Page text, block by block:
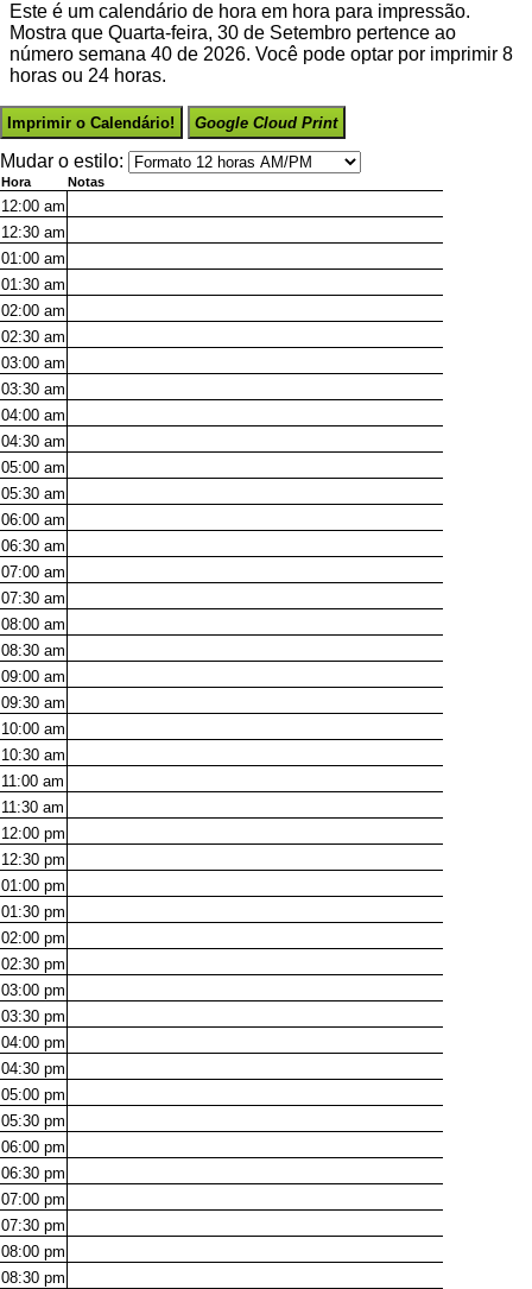
Este é um calendário de hora em hora para impressão.
Mostra que Quarta-feira, 30 de Setembro pertence ao
número semana 40 de 2026. Você pode optar por imprimir 8
horas ou 24 horas.
Imprimir o Calendário! Google Cloud Print
Mudar o estilo:
Hora Notas
12:00 am
12:30 am
01:00 am
01:30 am
02:00 am
02:30 am
03:00 am
03:30 am
04:00 am
04:30 am
05:00 am
05:30 am
06:00 am
06:30 am
07:00 am
07:30 am
08:00 am
08:30 am
09:00 am
09:30 am
10:00 am
10:30 am
11:00 am
11:30 am
12:00 pm
12:30 pm
01:00 pm
01:30 pm
02:00 pm
02:30 pm
03:00 pm
03:30 pm
04:00 pm
04:30 pm
05:00 pm
05:30 pm
06:00 pm
06:30 pm
07:00 pm
07:30 pm
08:00 pm
08:30 pm